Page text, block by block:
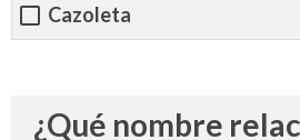
Cazoleta
¿Qué nombre